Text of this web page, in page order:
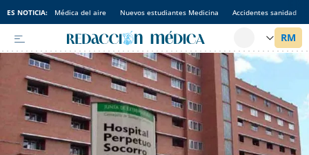
ES NOTICIA: Médica del aire Nuevos estudiantes Medicina Accidentes sanidad